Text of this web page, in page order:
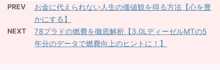
持った方と出会いまし
た。 気持ちはわかるので
すが、「人と比較しても
仕方ない」 という事くら
9年目の私が現在の行動
す。 この意識が、このブ
ログサイトの立ち上げに
人生を楽しみたい。 この
ように思っている方も多
いのではないでしょう
か？（私はそうです。）
PREV
お金に代えられない人生の価値観を得る方法【心を豊
かにする】
NEXT
78プラドの燃費を徹底解析【3.0LディーゼルMTの5
年分のデータで燃費向上のヒントに！】